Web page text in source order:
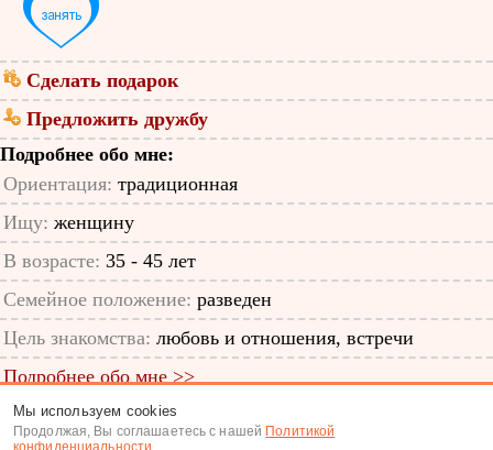
Сделать подарок
Предложить дружбу
Подробнее обо мне:
Ориентация: традиционная
Ищу: женщину
В возрасте: 35 - 45 лет
Семейное положение: разведен
Цель знакомства: любовь и отношения, встречи
Подробнее обо мне >>
ID анкеты: 65071397
Мы используем cookies
Продолжая, Вы соглашаетесь с нашей Политикой
конфиденциальности